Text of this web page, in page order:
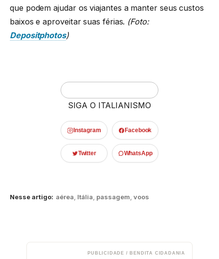
que podem ajudar os viajantes a manter seus custos
baixos e aproveitar suas férias. (Foto:
Depositphotos)
SIGA O ITALIANISMO
Instagram Facebook
Twitter WhatsApp
Nesse artigo: aérea Itália passagem voos
PUBLICIDADE / BENDITA CIDADANIA